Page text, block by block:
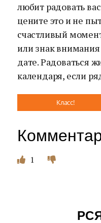
любит радовать
цените это и не
счастливый
или знак
дате. Радоваться
календаря, если
Класс!
1